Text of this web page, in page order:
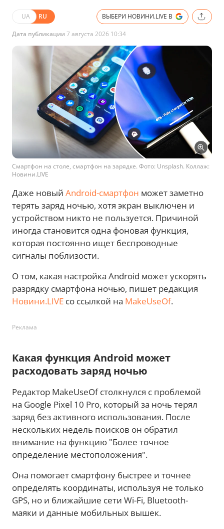
UA RU ВЫБЕРИ НОВИНИ.LIVE В
Дата публикации 7 августа 2026 10:34
Смартфон на столе, смартфон на зарядке. Фото: Unsplash. Коллаж:
Новини.LIVE
Даже новый Android-смартфон может заметно
терять заряд ночью, хотя экран выключен и
устройством никто не пользуется. Причиной
иногда становится одна фоновая функция,
которая постоянно ищет беспроводные
сигналы поблизости.
О том, какая настройка Android может ускорять
разрядку смартфона ночью, пишет редакция
Новини.LIVE со ссылкой на MakeUseOf.
Реклама
Какая функция Android может
расходовать заряд ночью
Редактор MakeUseOf столкнулся с проблемой
на Google Pixel 10 Pro, который за ночь терял
заряд без активного использования. После
нескольких недель поисков он обратил
внимание на функцию "Более точное
определение местоположения".
Она помогает смартфону быстрее и точнее
определять координаты, используя не только
GPS, но и ближайшие сети Wi-Fi, Bluetooth-
маяки и данные мобильных вышек.